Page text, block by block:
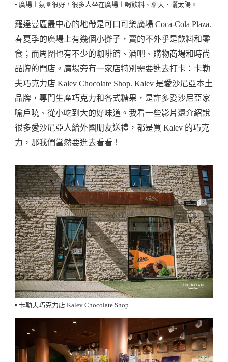
▪️ 廣場上氛圍很好，很多人坐在廣場上喝飲料、聊天、曬太陽。
羅達曼區最中心的地帶是可口可樂廣場 Coca-Cola Plaza.
春夏季的廣場上有幾個小攤子，賣的不外乎是飲料和零
食；而周圍也有不少的咖啡館、酒吧、購物商場和時尚
品牌的門店。廣場旁有一家店特別需要進去打卡：卡勒
夫巧克力店 Kalev Chocolate Shop. Kalev 是愛沙尼亞本土
品牌，專門生產巧克力和各式糖果，是許多愛沙尼亞家
喻戶曉、從小吃到大的好味道。我看一些影片還介紹說
很多愛沙尼亞人給外國朋友送禮，都是買 Kalev 的巧克
力，那我們當然要進去看看！
▪️ 卡勒夫巧克力店 Kalev Chocolate Shop